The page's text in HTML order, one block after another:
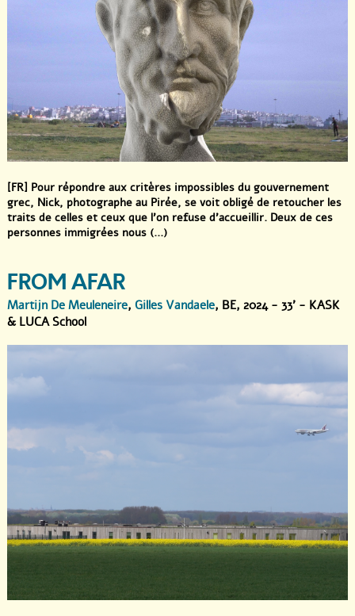
[FR] Pour répondre aux critères impossibles du gouvernement
grec, Nick, photographe au Pirée, se voit obligé de retoucher les
traits de celles et ceux que l’on refuse d’accueillir. Deux de ces
personnes immigrées nous (...)
FROM AFAR
Martijn De Meuleneire, Gilles Vandaele, BE, 2024 - 33' - KASK
& LUCA School